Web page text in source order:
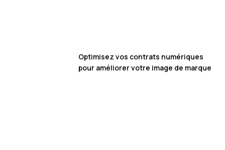
Optimisez vos contrats numériques
pour améliorer votre image de marque